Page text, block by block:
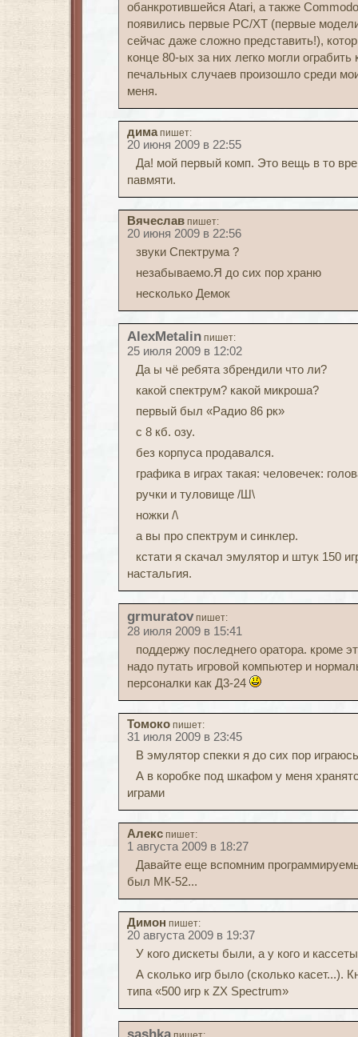
обанкротившейся Atari, а также
появились первые PC/XT (первые
сейчас даже сложно представить!),
конце 80-ых за них легко могли ограбить
печальных случаев произошло среди
меня.
дима пишет:
20 июня 2009 в 22:55
Да! мой первый комп. Это вещь в то
павмяти.
Вячеслав пишет:
20 июня 2009 в 22:56
звуки Спектрума ?
незабываемо.Я до сих пор храню
несколько Демок
AlexMetalin пишет:
25 июля 2009 в 12:02
Да ы чё ребята збрендили что ли?
какой спектрум? какой микроша?
первый был «Радио 86 рк»
с 8 кб. озу.
без корпуса продавался.
графика в играх такая: человечек:
ручки и туловище /Ш\
ножки /\
а вы про спектрум и синклер.
кстати я скачал эмулятор и штук 150
настальгия.
grmuratov пишет:
28 июля 2009 в 15:41
поддержу последнего оратора. кроме
надо путать игровой компьютер и
персоналки как Д3-24
Томоко пишет:
31 июля 2009 в 23:45
В эмулятор спекки я до сих пор играюсь
А в коробке под шкафом у меня
играми
Алекс пишет:
1 августа 2009 в 18:27
Давайте еще вспомним
был МК-52...
Димон пишет:
20 августа 2009 в 19:37
У кого дискеты были, а у кого и
А сколько игр было (сколько касет...).
типа «500 игр к ZX Spectrum»
sashka